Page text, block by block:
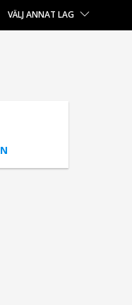
VÄLJ ANNAT LAG